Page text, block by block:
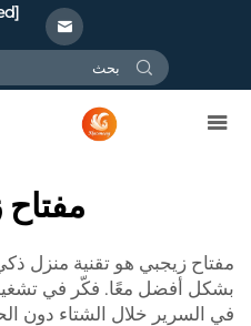
[email protected]
مفتاح زيجبي هو تقنية منزل
بشكل أفضل معًا. فكّر في تشغيل
في السرير خلال الشتاء دون